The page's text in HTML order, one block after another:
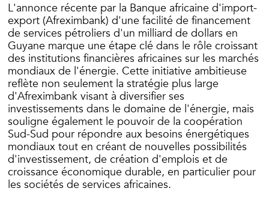
L'annonce récente par la Banque africaine d'import-
export (Afreximbank) d'une facilité de financement
de services pétroliers d'un milliard de dollars en
Guyane marque une étape clé dans le rôle croissant
des institutions financières africaines sur les marchés
mondiaux de l'énergie. Cette initiative ambitieuse
reflète non seulement la stratégie plus large
d'Afreximbank visant à diversifier ses
investissements dans le domaine de l'énergie, mais
souligne également le pouvoir de la coopération
Sud-Sud pour répondre aux besoins énergétiques
mondiaux tout en créant de nouvelles possibilités
d'investissement, de création d'emplois et de
croissance économique durable, en particulier pour
les sociétés de services africaines.